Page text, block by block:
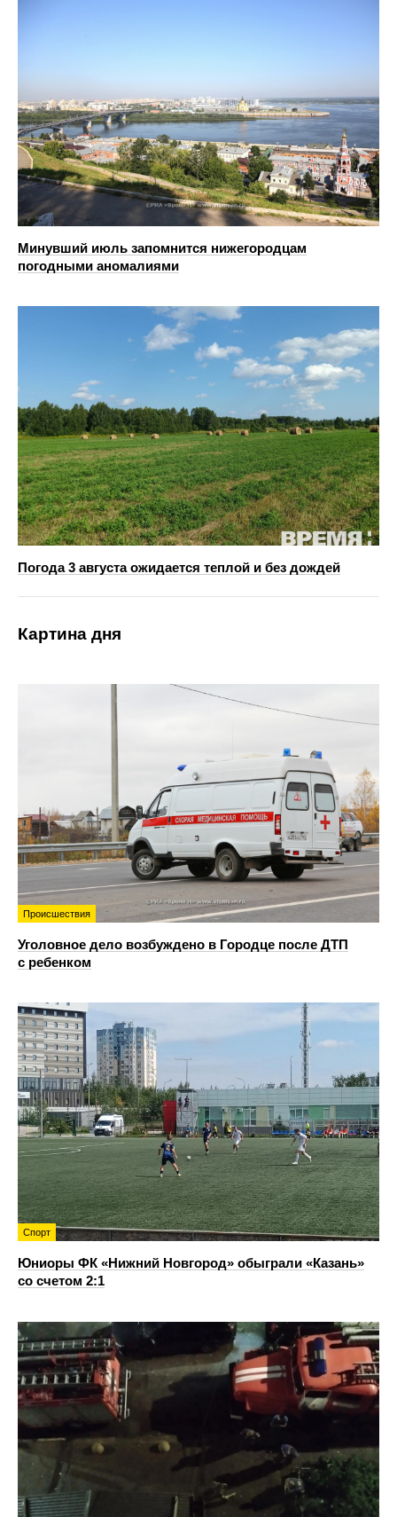
Минувший июль запомнится нижегородцам
погодными аномалиями
Погода 3 августа ожидается теплой и без дождей
Картина дня
Происшествия
Уголовное дело возбуждено в Городце после ДТП
с ребенком
Спорт
Юниоры ФК «Нижний Новгород» обыграли «Казань»
со счетом 2:1